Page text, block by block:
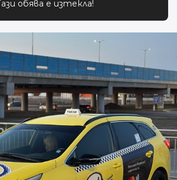
обява е изтекла!